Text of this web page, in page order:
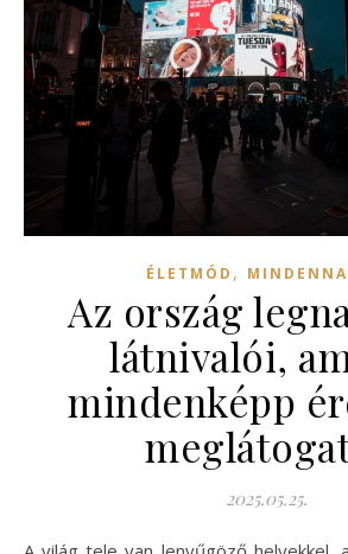
ÉLETMÓD ,
Az ország
látnivalói,
mindenképp
2025.05.25.